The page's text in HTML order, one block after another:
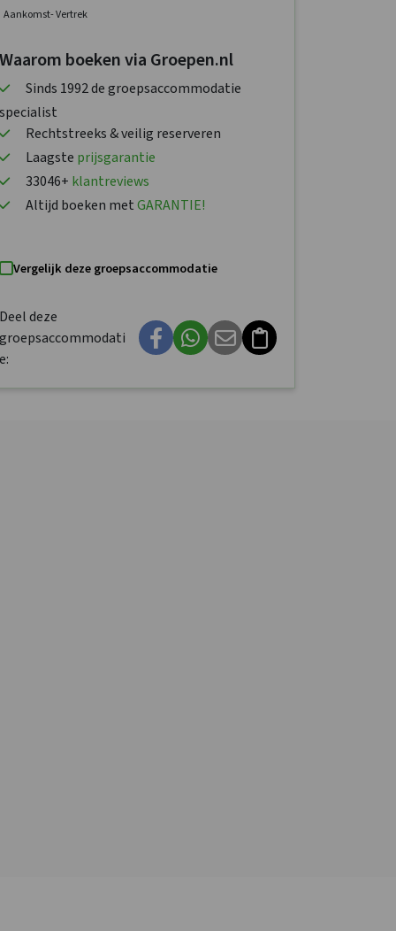
Aankomst- Vertrek
Waarom boeken via Groepen.nl
Sinds 1992 de groepsaccommodatie
specialist
Rechtstreeks & veilig reserveren
Laagste prijsgarantie
33046+ klantreviews
Altijd boeken metGARANTIE!
Vergelijk deze groepsaccommodatie
Deel deze
groepsaccommodati
e: